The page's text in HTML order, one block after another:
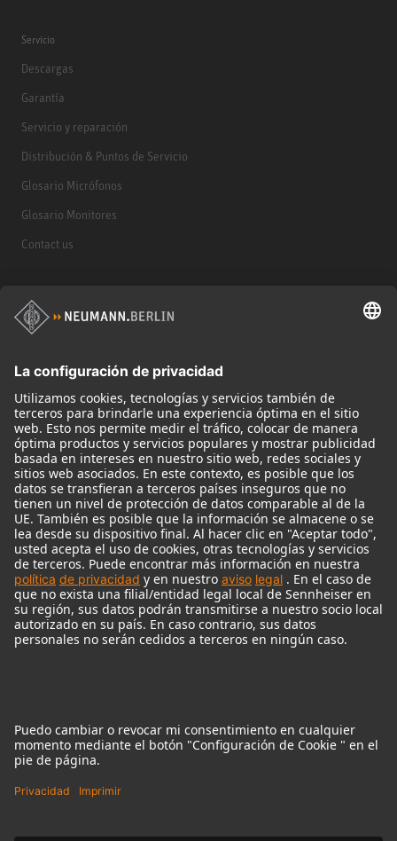
Servicio
Descargas
Garantía
Servicio y reparación
Distribución & Puntos de Servicio
Glosario Micrófonos
Glosario Monitores
Contact us
Micrófonos
Monitores
Monitor Accessories
Auriculares
Micrófonos Legendarios
Audio Interface
Pie de imprenta
Política de privacidad